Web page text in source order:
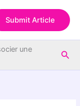
Submit Article
une